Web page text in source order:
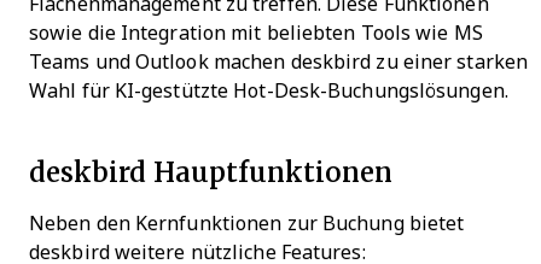
Flächenmanagement zu treffen. Diese Funktionen
sowie die Integration mit beliebten Tools wie MS
Teams und Outlook machen deskbird zu einer starken
Wahl für KI-gestützte Hot-Desk-Buchungslösungen.
deskbird Hauptfunktionen
Neben den Kernfunktionen zur Buchung bietet
deskbird weitere nützliche Features: